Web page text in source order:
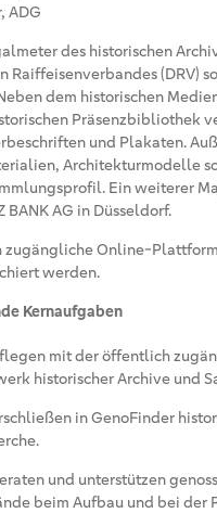
ADG
des historischen
Raiffeisenverbandes (DRV)
dem historischen
Präsenzbibliothek
und Plakaten.
Architekturmodelle
Ein weiterer
BANK AG in Düsseldorf.
Online-
werden.
Kernaufgaben
mit der öffentlich
historischer Archive und
in GenoFinder
und unterstützen
beim Aufbau und bei